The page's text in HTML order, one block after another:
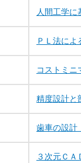
人間工学に
ＰＬ法によ
コストミニ
精度設計と
歯車の設計
３次元Ｃ